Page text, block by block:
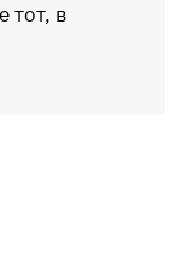
тот, в